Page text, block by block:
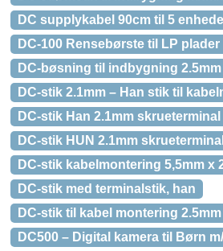
DC supplykabel 90cm til 5
DC-100 Rensebørste til LP plader
DC-bøsning til indbygning 2.5mm
DC-stik 2.1mm – Han stik til
DC-stik Han 2.1mm skrueterminal
DC-stik HUN 2.1mm
DC-stik kabelmontering 5,5mm x
DC-stik med terminalstik, han
DC-stik til kabel montering 2.5mm
DC500 – Digital kamera til Børn